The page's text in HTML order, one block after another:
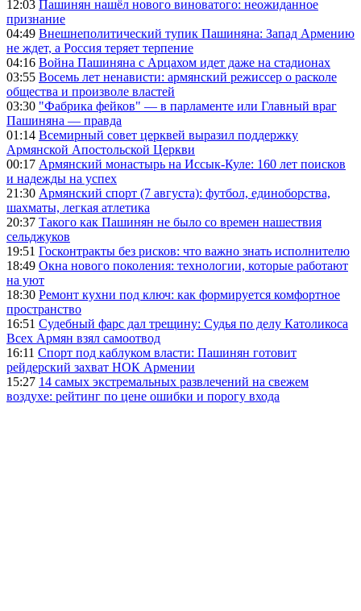
12:03 Пашинян нашёл нового виноватого: неожиданное
признание
04:49 Внешнеполитический тупик Пашиняна: Запад Армению
не ждет, а Россия теряет терпение
04:16 Война Пашиняна с Арцахом идет даже на стадионах
03:55 Восемь лет ненависти: армянский режиссер о расколе
общества и произволе властей
03:30 "Фабрика фейков" — в парламенте или Главный враг
Пашиняна — правда
01:14 Всемирный совет церквей выразил поддержку
Армянской Апостольской Церкви
00:17 Армянский монастырь на Иссык-Куле: 160 лет поисков
и надежды на успех
21:30 Армянский спорт (7 августа): футбол, единоборства,
шахматы, легкая атлетика
20:37 Такого как Пашинян не было со времен нашествия
сельджуков
19:51 Госконтракты без рисков: что важно знать исполнителю
18:49 Окна нового поколения: технологии, которые работают
на уют
18:30 Ремонт кухни под ключ: как формируется комфортное
пространство
16:51 Судебный фарс дал трещину: Судья по делу Католикоса
Всех Армян взял самоотвод
16:11 Спорт под каблуком власти: Пашинян готовит
рейдерский захват НОК Армении
15:27 14 самых экстремальных развлечений на свежем
воздухе: рейтинг по цене ошибки и порогу входа